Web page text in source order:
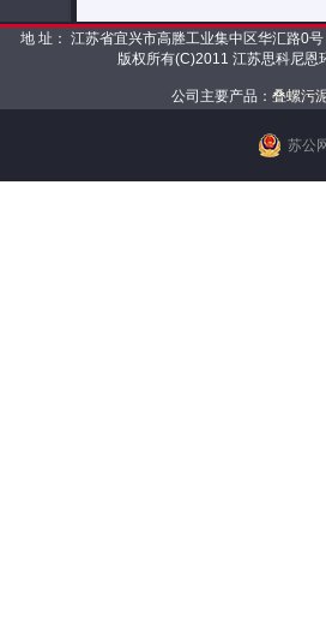
地 址： 江苏省宜兴市高塍工业集中区华汇路
版权所有(C)2011 江苏思科尼
公司主要产品： 叠螺污
苏公